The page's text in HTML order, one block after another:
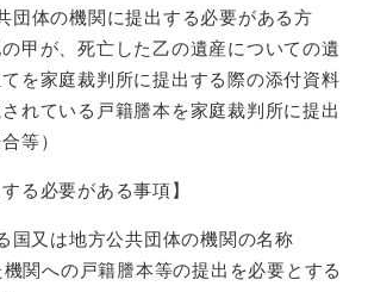
団体の機関に提出する必要がある方
の甲が、死亡した乙の遺産についての遺
を家庭裁判所に提出する際の添付資料
れている戸籍謄本を家庭裁判所に提出
等）
る必要がある事項】
国又は地方公共団体の機関の名称
関への戸籍謄本等の提出を必要とする